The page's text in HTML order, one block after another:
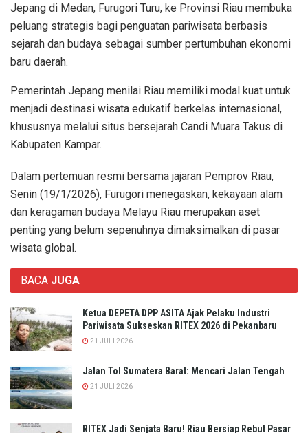
Jepang di Medan, Furugori Turu, ke Provinsi Riau membuka
peluang strategis bagi penguatan pariwisata berbasis
sejarah dan budaya sebagai sumber pertumbuhan ekonomi
baru daerah.
Pemerintah Jepang menilai Riau memiliki modal kuat untuk
menjadi destinasi wisata edukatif berkelas internasional,
khususnya melalui situs bersejarah Candi Muara Takus di
Kabupaten Kampar.
Dalam pertemuan resmi bersama jajaran Pemprov Riau,
Senin (19/1/2026), Furugori menegaskan, kekayaan alam
dan keragaman budaya Melayu Riau merupakan aset
penting yang belum sepenuhnya dimaksimalkan di pasar
wisata global.
BACA JUGA
Ketua DEPETA DPP ASITA Ajak Pelaku Industri
Pariwisata Sukseskan RITEX 2026 di Pekanbaru
21 JULI 2026
Jalan Tol Sumatera Barat: Mencari Jalan Tengah
21 JULI 2026
RITEX Jadi Senjata Baru! Riau Bersiap Rebut Pasar